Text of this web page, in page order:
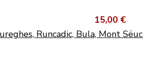
15,00 €
Runcadic, Bula, Mont